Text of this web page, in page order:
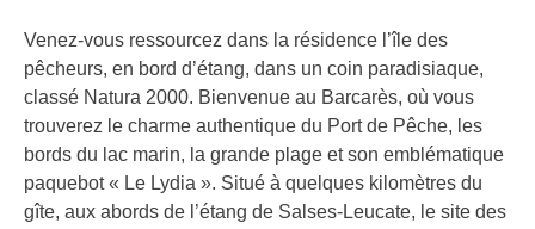
Venez-vous ressourcez dans la résidence l’île des
pêcheurs, en bord d’étang, dans un coin paradisiaque,
classé Natura 2000. Bienvenue au Barcarès, où vous
trouverez le charme authentique du Port de Pêche, les
bords du lac marin, la grande plage et son emblématique
paquebot « Le Lydia ». Situé à quelques kilomètres du
gîte, aux abords de l’étang de Salses-Leucate, le site des